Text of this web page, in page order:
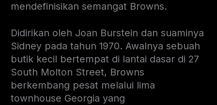
mendefinisikan semangat Browns.
Didirikan oleh Joan Burstein dan suaminya
Sidney pada tahun 1970. Awalnya sebuah
butik kecil bertempat di lantai dasar di 27
South Molton Street, Browns
berkembang pesat melalui lima
townhouse Georgia yang